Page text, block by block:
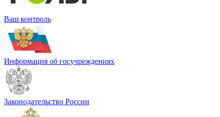
Ваш контроль
Информация об госучреждениях
Законодательство России